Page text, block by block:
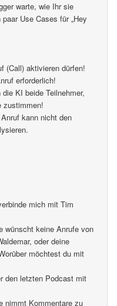
warte, wie Ihr sie
Use Cases für „Hey
(Call) aktivieren dürfen!
erforderlich!
KI beide Teilnehmer,
zustimmen!
kann nicht den
mich mit Tim
wünscht keine Anrufe von
oder deine
möchtest du mit
den letzten Podcast mit
nimmt Kommentare zu